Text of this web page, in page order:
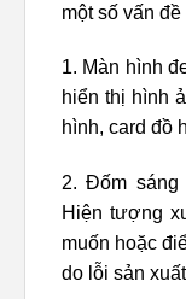
một số vấn
1. Màn hình
hiển thị hình
hình, card đồ
2. Đốm sáng
Hiện tượng
muốn hoặc
do lỗi sản